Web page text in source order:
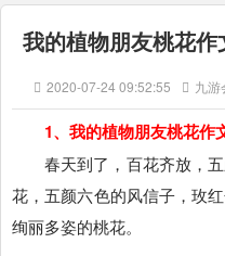
我的植物朋友桃花
2020-07-24 09:52:55 九游
1、我的植物朋友桃花作
春天到了，百花齐放，
花，五颜六色的风信子，玫
绚丽多姿的桃花。